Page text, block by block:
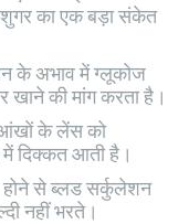
शुगर का एक बड़ा संकेत
के अभाव में ग्लूकोज
खाने की मांग करता है।
के लेंस को
दिक्कत आती है।
होने से ब्लड सर्कुलेशन
नहीं भरते।